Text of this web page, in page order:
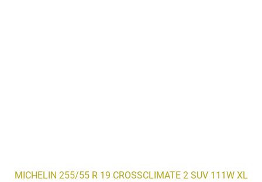
MICHELIN 255/55 R 19 CROSSCLIMATE 2 SUV 111W XL